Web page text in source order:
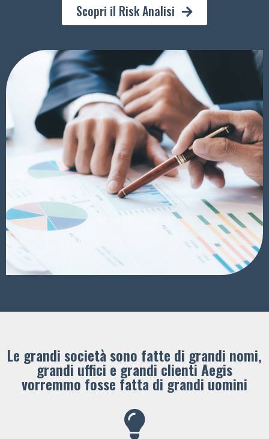
Scopri il Risk Analisi
Le grandi società sono fatte di grandi nomi,
grandi uffici e grandi clienti ​Aegis
vorremmo fosse fatta di grandi uomini